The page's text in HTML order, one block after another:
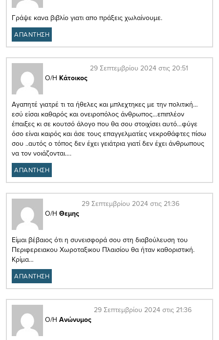
Γράψε κανα βιβλίο γιατι απο πράξεις χωλαίνουμε.
ΑΠΑΝΤΗΣΗ
Ο/Η Κάτοικος
29 Σεπτεμβρίου 2024 στις 20:51
Αγαπητέ γιατρέ τι τα ήθελες και μπλεχτηκες με την πολιτική…
εσύ είσαι καθαρός και ονειροπόλος άνθρωπος…επιπλέον
έπαιξες κι σε κουτσό άλογο που θα σου στοιχίσει αυτό…φύγε
όσο είναι καιρός και άσε τους επαγγελματίες νεκροθάφτες πίσω
σου ..αυτός ο τόπος δεν έχει γειάτρια γιατί δεν έχει άνθρωπους
να τον νοιάζονται….
ΑΠΑΝΤΗΣΗ
Ο/Η Θεμης
29 Σεπτεμβρίου 2024 στις 21:36
Είμαι βέβαιος ότι η συνεισφορά σου στη διαβούλευση του
Περιφερειακου Χωροταξικου Πλαισίου θα ήταν καθοριστική.
Κρίμα…
ΑΠΑΝΤΗΣΗ
Ο/Η Ανώνυμος
29 Σεπτεμβρίου 2024 στις 21:36